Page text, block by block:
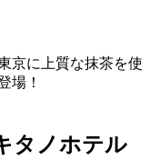
京に上質な抹茶を使
場！
タノホテル